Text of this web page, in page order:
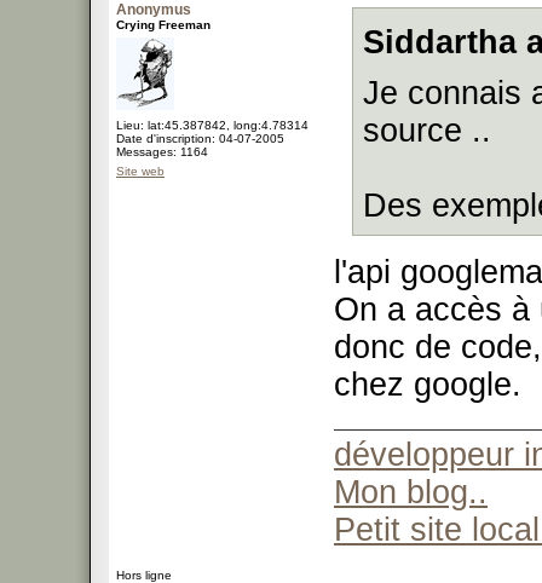
Anonymus
Crying Freeman
Lieu: lat:45.387842, long:4.78314
Date d'inscription: 04-07-2005
Messages: 1164
Site web
Siddartha
Je connais
source ..
Des
l'api
On a accès à
donc de
chez google.
développeur
Mon blog..
Petit site
Hors ligne